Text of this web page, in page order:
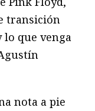
transición
que venga
nota a pie